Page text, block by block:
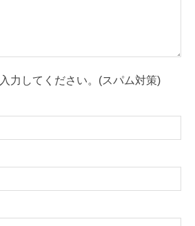
力してください。(スパム対策)